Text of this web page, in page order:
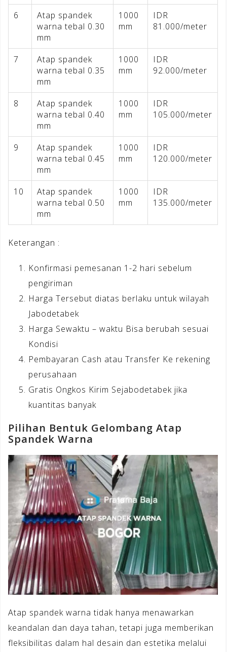
6
Atap spandek
warna tebal 0.30
mm
1000
mm
IDR
81.000/meter
7
Atap spandek
warna tebal 0.35
mm
1000
mm
IDR
92.000/meter
8
Atap spandek
warna tebal 0.40
mm
1000
mm
IDR
105.000/meter
9
Atap spandek
warna tebal 0.45
mm
1000
mm
IDR
120.000/meter
10
Atap spandek
warna tebal 0.50
mm
1000
mm
IDR
135.000/meter
Keterangan :
Konfirmasi pemesanan 1-2 hari sebelum
pengiriman
Harga Tersebut diatas berlaku untuk wilayah
Jabodetabek
Harga Sewaktu – waktu Bisa berubah sesuai
Kondisi
Pembayaran Cash atau Transfer Ke rekening
perusahaan
Gratis Ongkos Kirim Sejabodetabek jika
kuantitas banyak
Pilihan Bentuk Gelombang Atap
Spandek Warna
Atap spandek warna tidak hanya menawarkan
keandalan dan daya tahan, tetapi juga memberikan
fleksibilitas dalam hal desain dan estetika melalui